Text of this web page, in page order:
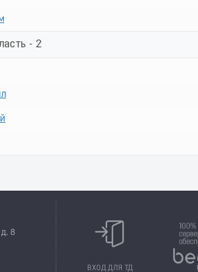
- 2
8
ВХОД ДЛЯ ТД